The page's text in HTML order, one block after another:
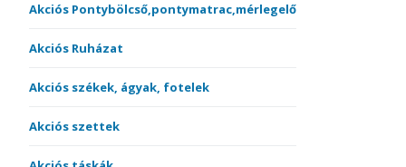
Akciós Pontybölcső,pontymatrac,mérlegelő
Akciós Ruházat
Akciós székek, ágyak, fotelek
Akciós szettek